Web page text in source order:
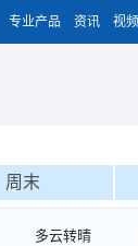
专业产品 资讯 视频
周末
多云转晴